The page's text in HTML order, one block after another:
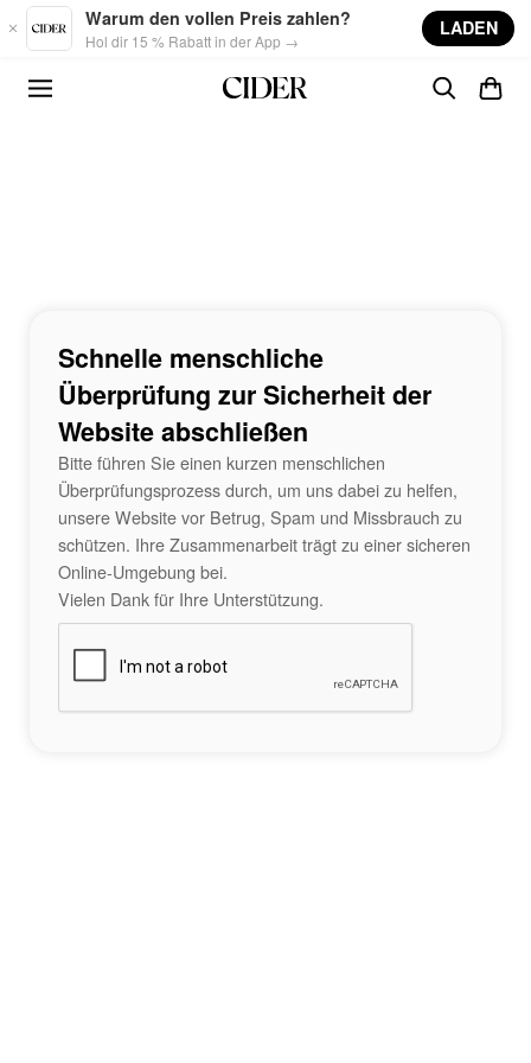
Skip to main content
Warum den vollen Preis zahlen?
Hol dir 15 % Rabatt in der App →
LADEN
Schnelle menschliche
Überprüfung zur Sicherheit der
Website abschließen
Bitte führen Sie einen kurzen menschlichen
Überprüfungsprozess durch, um uns dabei zu helfen,
unsere Website vor Betrug, Spam und Missbrauch zu
schützen. Ihre Zusammenarbeit trägt zu einer sicheren
Online-Umgebung bei.
Vielen Dank für Ihre Unterstützung.